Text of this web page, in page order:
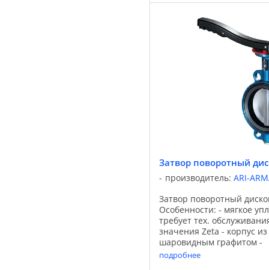
Затвор поворотный
производитель: ARI-
Затвор поворотный
Особенности: - мягкое
требует тех.
значения Zeta - корпус из
шаровидным графитом -
высококачественное
корпуса - мягкое
подробнее